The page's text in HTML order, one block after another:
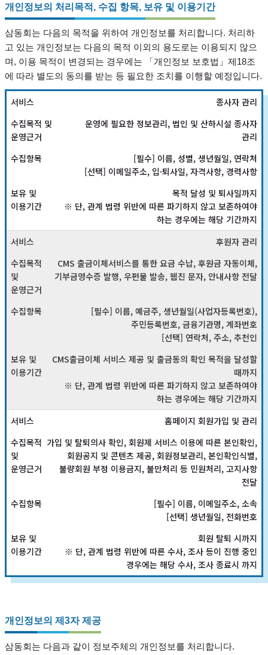
개인정보의 처리목적, 수집 항목, 보유 및 이용기간
삼동회는 다음의 목적을 위하여 개인정보를 처리합니다. 처리하
고 있는 개인정보는 다음의 목적 이외의 용도로는 이용되지 않으
며, 이용 목적이 변경되는 경우에는 「개인정보 보호법」제18조
에 따라 별도의 동의를 받는 등 필요한 조치를 이행할 예정입니다.
종사자 관리
운영에 필요한 정보관리, 법인 및 산하시설 종사자
관리
[필수] 이름, 성별, 생년월일, 연락처
[선택] 이메일주소, 입·퇴사일, 자격사항, 경력사항
목적 달성 및 퇴사일까지
※ 단, 관계 법령 위반에 따른 파기하지 않고 보존하여야
하는 경우에는 해당 기간까지
후원자 관리
CMS 출금이체서비스를 통한 요금 수납, 후원금 자동이체,
기부금영수증 발행, 우편물 발송, 웹진 문자, 안내사항 전달
[필수] 이름, 예금주, 생년월일(사업자등록번호),
주민등록번호, 금융기관명, 계좌번호
[선택] 연락처, 주소, 추천인
CMS출금이체 서비스 제공 및 출금동의 확인 목적을 달성할
때까지
※ 단, 관계 법령 위반에 따른 파기하지 않고 보존하여야
하는 경우에는 해당 기간까지
홈페이지 회원가입 및 관리
가입 및 탈퇴의사 확인, 회원제 서비스 이용에 따른 본인확인,
회원공지 및 콘텐츠 제공, 회원정보관리, 본인확인식별,
불량회원 부정 이용금지, 불만처리 등 민원처리, 고지사항
전달
[필수] 이름, 이메일주소, 소속
[선택] 생년월일, 전화번호
회원 탈퇴 시까지
※ 단, 관계 법령 위반에 따른 수사, 조사 등이 진행 중인
경우에는 해당 수사, 조사 종료시 까지
개인정보의 제3자 제공
삼동회는 다음과 같이 정보주체의 개인정보를 처리합니다.